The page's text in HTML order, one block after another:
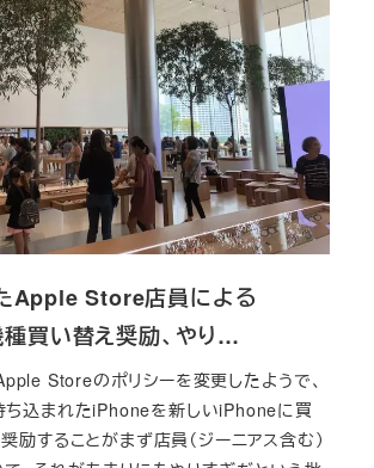
Apple Store店員による
買い替え奨励、やり…
Storeのポリシーを変更したようで、
込まれたiPhoneを新しいiPhoneに買
励することがまず店員（ジーニアス含む）